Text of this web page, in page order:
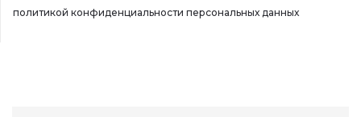
политикой конфиденциальности персональных данных